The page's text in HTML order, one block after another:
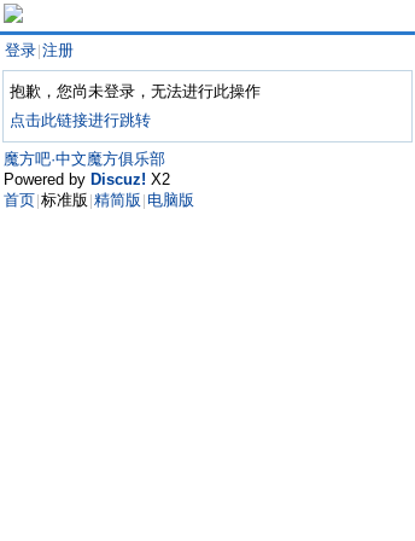
登录 注册
抱歉，您尚未登录，无法进行此操作
点击此链接进行跳转
魔方吧·中文魔方俱乐部
Powered by Discuz! X2
首页 标准版 精简版 电脑版